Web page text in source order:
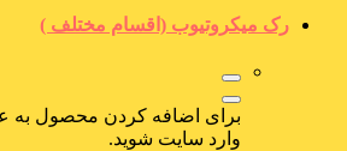
رک میکروتیوب (اقسام مختلف )
برای اضافه کردن محصول به
وارد سایت شوید.